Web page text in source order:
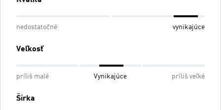
nedostatočné vynikajúce
Veľkosť
príliš malé Vynikajúce príliš veľké
Šírka